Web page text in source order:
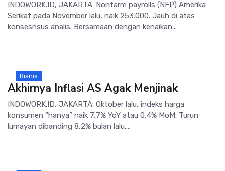
INDOWORK.ID, JAKARTA: Nonfarm payrolls (NFP) Amerika
Serikat pada November lalu, naik 253.000. Jauh di atas
konsesnsus analis. Bersamaan dengan kenaikan...
Bisnis
Akhirnya Inflasi AS Agak Menjinak
INDOWORK.ID, JAKARTA: Oktober lalu, indeks harga
konsumen “hanya” naik 7,7% YoY atau 0,4% MoM. Turun
lumayan dibanding 8,2% bulan lalu....